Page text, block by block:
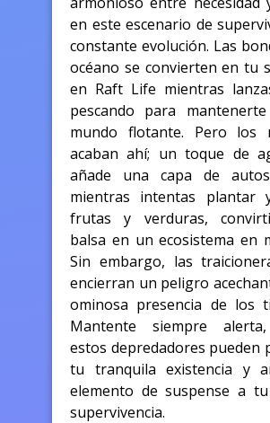
en este escenario de
constante evolución. Las
océano se convierten en tu
en Raft Life mientras
pescando para
mundo flotante. Pero los
acaban ahí; un toque de
añade una capa de
mientras intentas plantar
frutas y verduras,
balsa en un ecosistema en
Sin embargo, las
encierran un peligro
ominosa presencia de los
Mantente siempre
estos depredadores pueden
tu tranquila existencia y
elemento de suspense a
supervivencia.